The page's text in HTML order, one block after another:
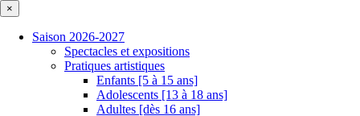
×
Saison 2026-2027
Spectacles et expositions
Pratiques artistiques
Enfants [5 à 15 ans]
Adolescents [13 à 18 ans]
Adultes [dès 16 ans]